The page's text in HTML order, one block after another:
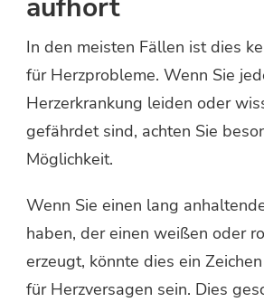
aufhört
In den meisten Fällen ist dies
für Herzprobleme. Wenn Sie
Herzerkrankung leiden oder
gefährdet sind, achten Sie
Möglichkeit.
Wenn Sie einen lang
haben, der einen weißen oder
erzeugt, könnte dies ein Zeichen
für Herzversagen sein. Dies